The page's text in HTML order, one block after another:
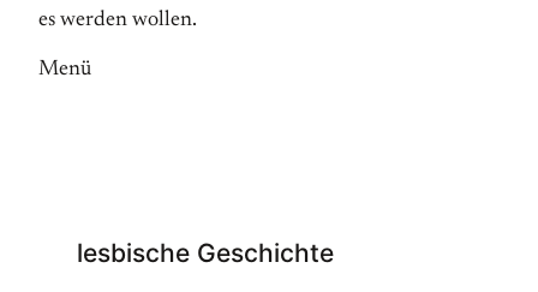
es werden wollen.
Menü
lesbische Geschichte